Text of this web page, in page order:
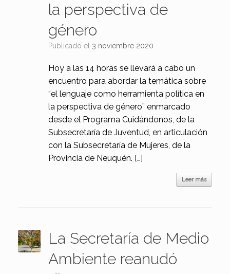
la perspectiva de
género
Publicado el 3 noviembre 2020
Hoy a las 14 horas se llevará a cabo un
encuentro para abordar la temática sobre
“el lenguaje como herramienta política en
la perspectiva de género” enmarcado
desde el Programa Cuidándonos, de la
Subsecretaría de Juventud, en articulación
con la Subsecretaría de Mujeres, de la
Provincia de Neuquén. […]
Leer más
La Secretaría de Medio
Ambiente reanudó